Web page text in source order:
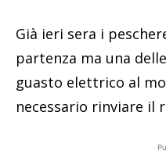
Già ieri sera i
partenza ma una
guasto elettrico al
necessario rinviare il